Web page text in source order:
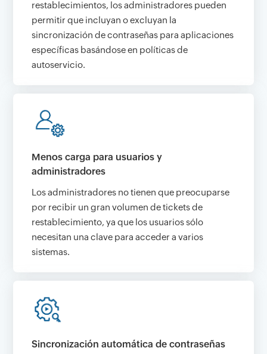
restablecimientos, los administradores pueden
permitir que incluyan o excluyan la
sincronización de contraseñas para aplicaciones
específicas basándose en políticas de
autoservicio.
Menos carga para usuarios y
administradores
Los administradores no tienen que preocuparse
por recibir un gran volumen de tickets de
restablecimiento, ya que los usuarios sólo
necesitan una clave para acceder a varios
sistemas.
Sincronización automática de contraseñas